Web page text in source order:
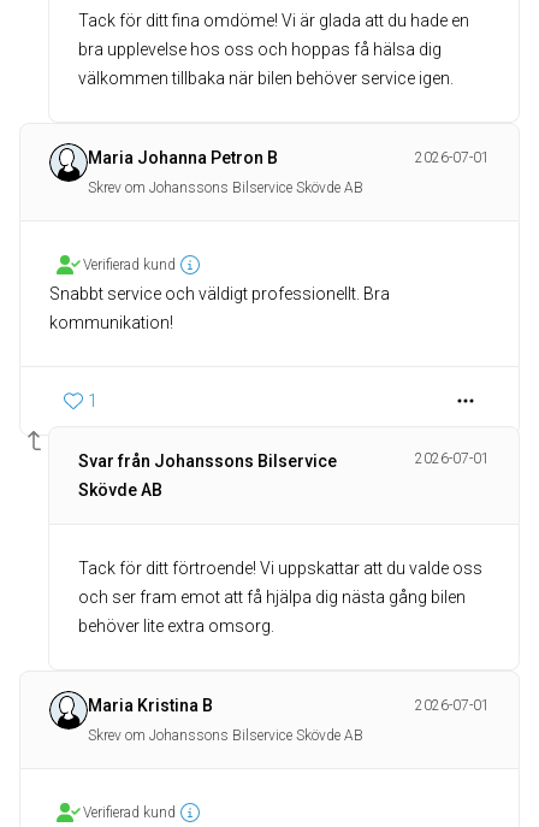
Tack för ditt fina omdöme! Vi är glada att du hade en
bra upplevelse hos oss och hoppas få hälsa dig
välkommen tillbaka när bilen behöver service igen.
Maria Johanna Petron B
2026-07-01
Skrev om Johanssons Bilservice Skövde AB
Verifierad kund
Snabbt service och väldigt professionellt. Bra
kommunikation!
1
Svar från Johanssons Bilservice
Skövde AB
2026-07-01
Tack för ditt förtroende! Vi uppskattar att du valde oss
och ser fram emot att få hjälpa dig nästa gång bilen
behöver lite extra omsorg.
Maria Kristina B
2026-07-01
Skrev om Johanssons Bilservice Skövde AB
Verifierad kund